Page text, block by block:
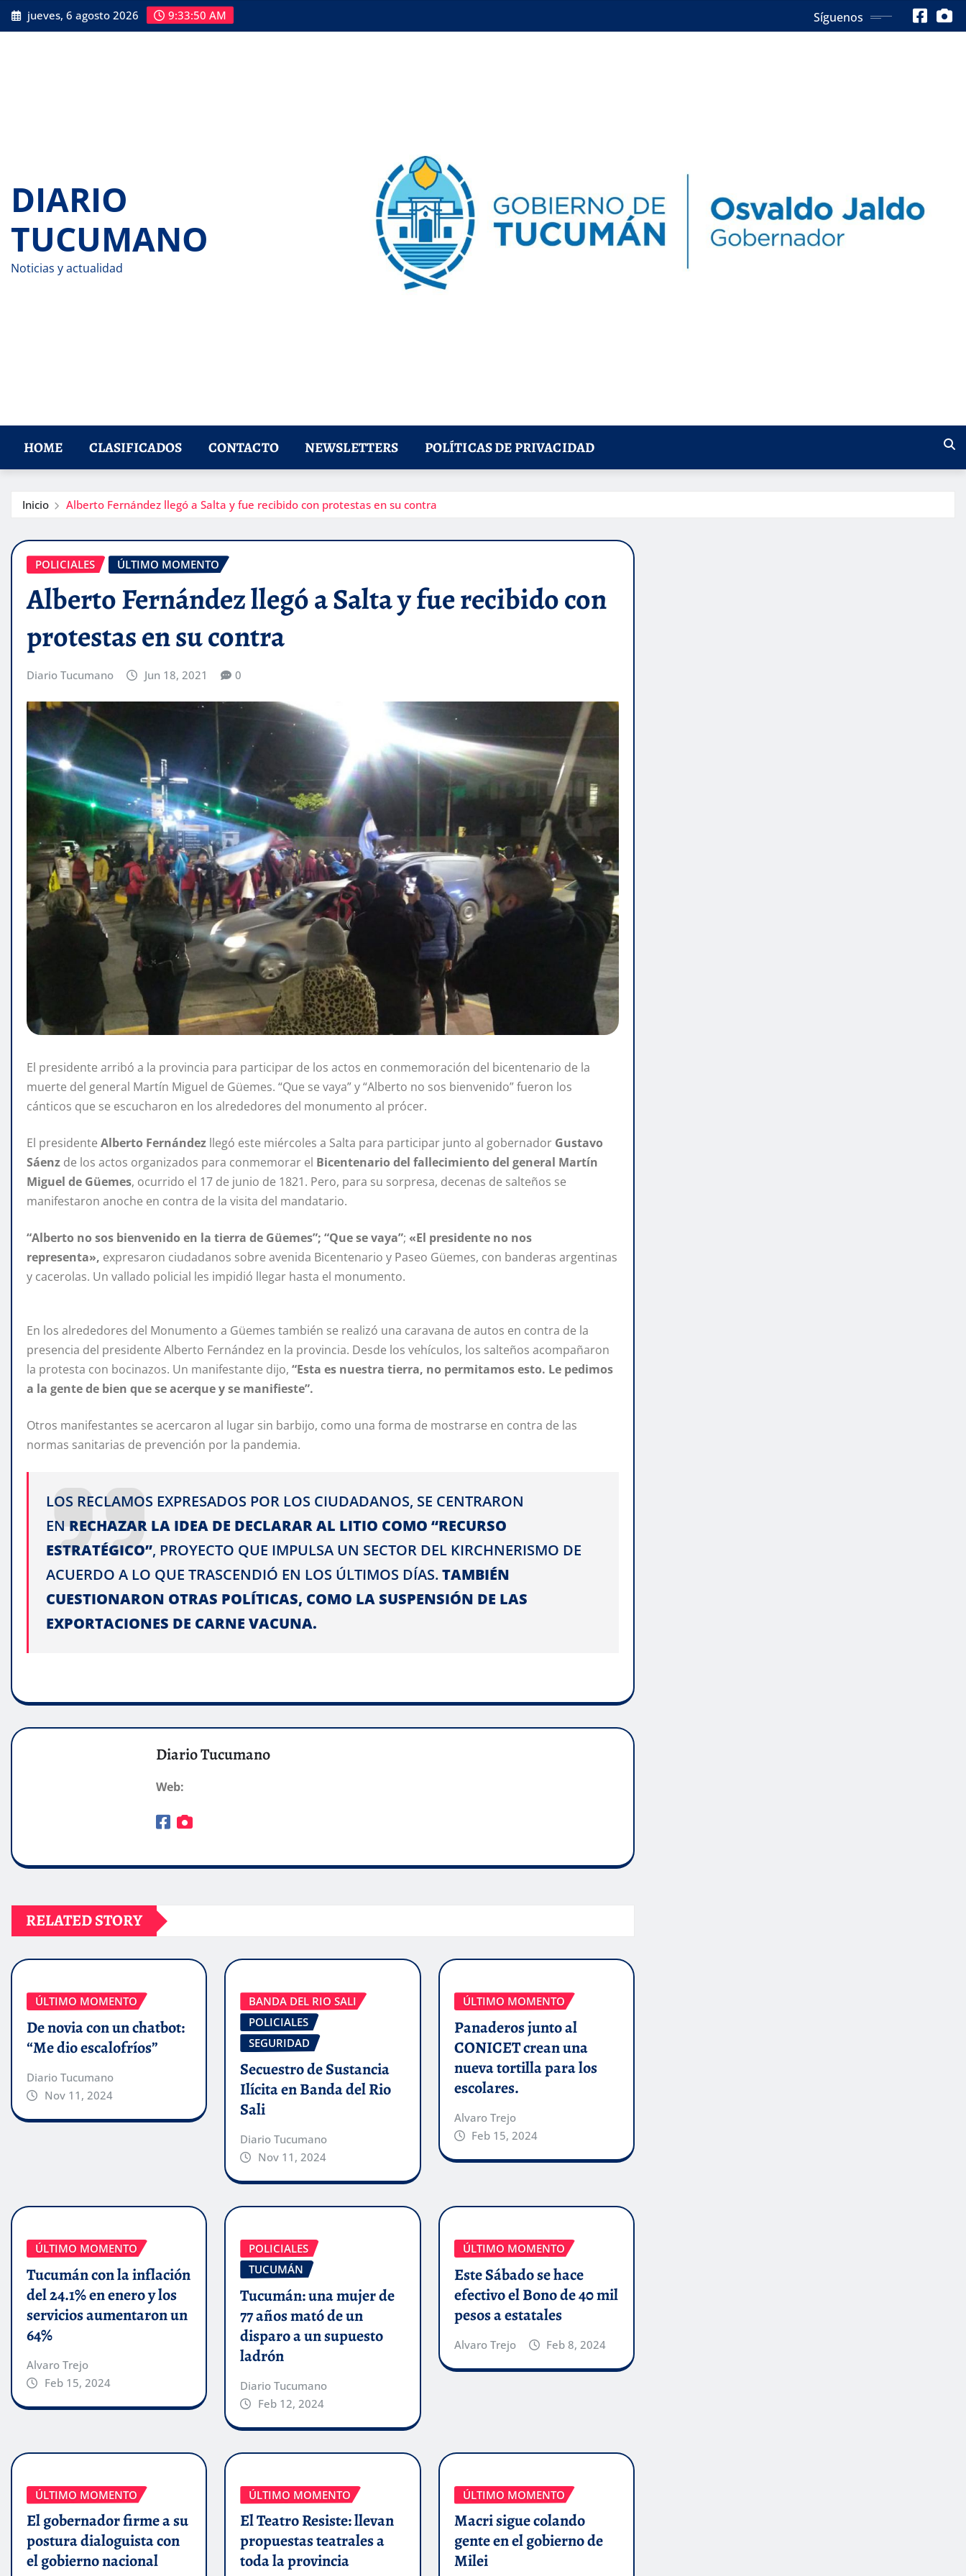
Saltar
al
jueves, 6 agosto 2026 9:33:51 AM Síguenos
DIARIO
TUCUMANO
Noticias y actualidad
HOME CLASIFICADOS CONTACTO NEWSLETTERS POLÍTICAS DE PRIVACIDAD
Inicio Alberto Fernández llegó a Salta y fue recibido con protestas en su contra
POLICIALES ÚLTIMO MOMENTO
Alberto Fernández llegó a Salta y fue recibido con
protestas en su contra
Diario Tucumano Jun 18, 2021 0
El presidente arribó a la provincia para participar de los actos en conmemoración del bicentenario de la
muerte del general Martín Miguel de Güemes. “Que se vaya” y “Alberto no sos bienvenido” fueron los
cánticos que se escucharon en los alrededores del monumento al prócer.
El presidente Alberto Fernández llegó este miércoles a Salta para participar junto al gobernador Gustavo
Sáenz de los actos organizados para conmemorar el Bicentenario del fallecimiento del general Martín
Miguel de Güemes, ocurrido el 17 de junio de 1821. Pero, para su sorpresa, decenas de salteños se
manifestaron anoche en contra de la visita del mandatario.
“Alberto no sos bienvenido en la tierra de Güemes”; “Que se vaya”; «El presidente no nos
representa», expresaron ciudadanos sobre avenida Bicentenario y Paseo Güemes, con banderas argentinas
y cacerolas. Un vallado policial les impidió llegar hasta el monumento.
En los alrededores del Monumento a Güemes también se realizó una caravana de autos en contra de la
presencia del presidente Alberto Fernández en la provincia. Desde los vehículos, los salteños acompañaron
la protesta con bocinazos. Un manifestante dijo, “Esta es nuestra tierra, no permitamos esto. Le pedimos
a la gente de bien que se acerque y se manifieste”.
Otros manifestantes se acercaron al lugar sin barbijo, como una forma de mostrarse en contra de las
normas sanitarias de prevención por la pandemia.
LOS RECLAMOS EXPRESADOS POR LOS CIUDADANOS, SE CENTRARON
EN RECHAZAR LA IDEA DE DECLARAR AL LITIO COMO “RECURSO
ESTRATÉGICO”, PROYECTO QUE IMPULSA UN SECTOR DEL KIRCHNERISMO DE
ACUERDO A LO QUE TRASCENDIÓ EN LOS ÚLTIMOS DÍAS.TAMBIÉN
CUESTIONARON OTRAS POLÍTICAS, COMO LA SUSPENSIÓN DE LAS
EXPORTACIONES DE CARNE VACUNA.
Diario Tucumano
Web:
RELATED STORY
ÚLTIMO MOMENTO
De novia con un chatbot:
“Me dio escalofríos”
Diario Tucumano
Nov 11, 2024
BANDA DEL RIO SALI
POLICIALES
SEGURIDAD
Secuestro de Sustancia
Ilícita en Banda del Rio
Sali
Diario Tucumano
Nov 11, 2024
ÚLTIMO MOMENTO
Panaderos junto al
CONICET crean una
nueva tortilla para los
escolares.
Alvaro Trejo
Feb 15, 2024
ÚLTIMO MOMENTO
Tucumán con la inflación
del 24.1% en enero y los
servicios aumentaron un
64%
Alvaro Trejo
Feb 15, 2024
POLICIALES
TUCUMÁN
Tucumán: una mujer de
77 años mató de un
disparo a un supuesto
ladrón
Diario Tucumano
Feb 12, 2024
ÚLTIMO MOMENTO
Este Sábado se hace
efectivo el Bono de 40 mil
pesos a estatales
Alvaro Trejo Feb 8, 2024
ÚLTIMO MOMENTO
El gobernador firme a su
postura dialoguista con
el gobierno nacional
ÚLTIMO MOMENTO
El Teatro Resiste: llevan
propuestas teatrales a
toda la provincia
ÚLTIMO MOMENTO
Macri sigue colando
gente en el gobierno de
Milei